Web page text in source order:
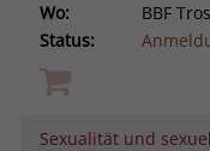
Wo:
BBF
Status:
Sexualität und